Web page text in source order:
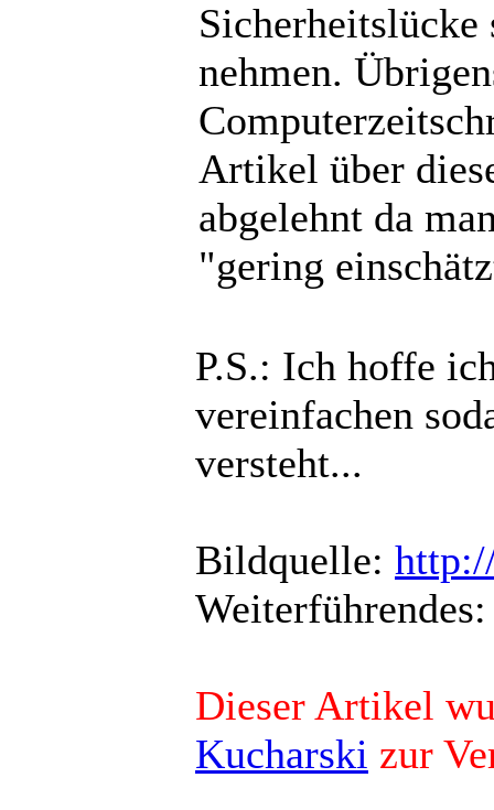
Sicherheitslücke
nehmen.
Artikel über
abgelehnt da
"gering
P.S.: Ich hoffe
vereinfachen
versteht...
Bildquelle:
Dieser Artikel
Kucharski zur